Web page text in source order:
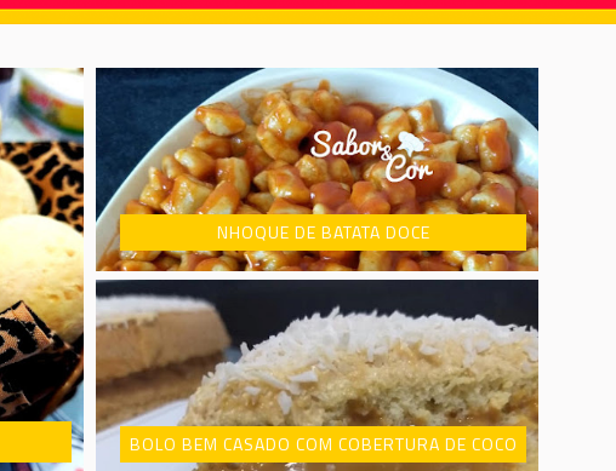
NHOQUE DE BATATA DOCE
BOLO BEM CASADO COM COBERTURA DE COCO